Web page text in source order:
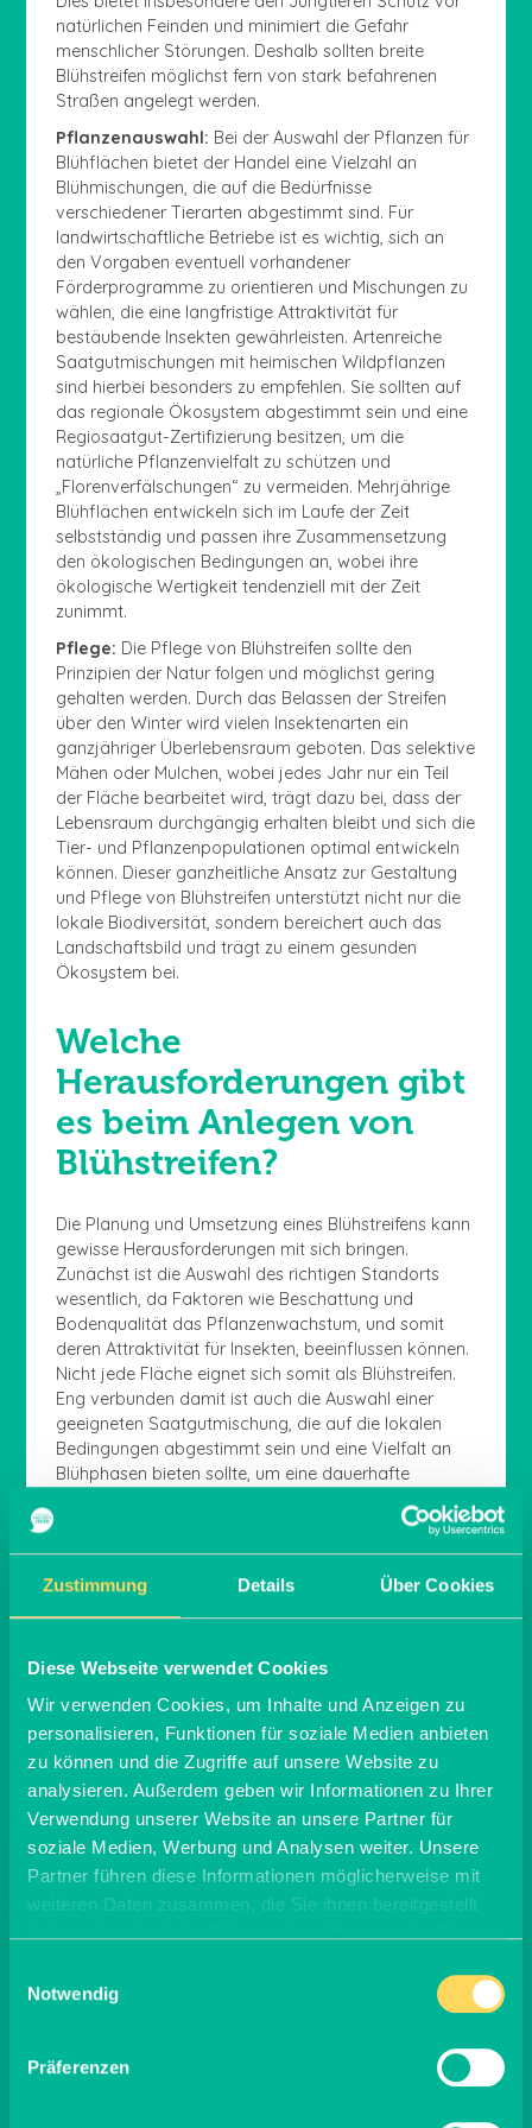
Zustimmung Details Über Cookies
Diese Webseite verwendet Cookies
Wir verwenden Cookies, um Inhalte und Anzeigen zu
personalisieren, Funktionen für soziale Medien anbieten
zu können und die Zugriffe auf unsere Website zu
analysieren. Außerdem geben wir Informationen zu Ihrer
Verwendung unserer Website an unsere Partner für
soziale Medien, Werbung und Analysen weiter. Unsere
Partner führen diese Informationen möglicherweise mit
weiteren Daten zusammen, die Sie ihnen bereitgestellt
Notwendig
Präferenzen
natürlichen Feinden und minimiert die Gefahr
menschlicher Störungen. Deshalb sollten breite
Blühstreifen möglichst fern von stark befahrenen
Straßen angelegt werden.
Pflanzenauswahl: Bei der Auswahl der Pflanzen für
Blühflächen bietet der Handel eine Vielzahl an
Blühmischungen, die auf die Bedürfnisse
verschiedener Tierarten abgestimmt sind. Für
landwirtschaftliche Betriebe ist es wichtig, sich an
den Vorgaben eventuell vorhandener
Förderprogramme zu orientieren und Mischungen zu
wählen, die eine langfristige Attraktivität für
bestäubende Insekten gewährleisten. Artenreiche
Saatgutmischungen mit heimischen Wildpflanzen
sind hierbei besonders zu empfehlen. Sie sollten auf
das regionale Ökosystem abgestimmt sein und eine
Regiosaatgut-Zertifizierung besitzen, um die
natürliche Pflanzenvielfalt zu schützen und
„Florenverfälschungen“ zu vermeiden. Mehrjährige
Blühflächen entwickeln sich im Laufe der Zeit
selbstständig und passen ihre Zusammensetzung
den ökologischen Bedingungen an, wobei ihre
ökologische Wertigkeit tendenziell mit der Zeit
zunimmt.
Pflege: Die Pflege von Blühstreifen sollte den
Prinzipien der Natur folgen und möglichst gering
gehalten werden. Durch das Belassen der Streifen
über den Winter wird vielen Insektenarten ein
ganzjähriger Überlebensraum geboten. Das selektive
Mähen oder Mulchen, wobei jedes Jahr nur ein Teil
der Fläche bearbeitet wird, trägt dazu bei, dass der
Lebensraum durchgängig erhalten bleibt und sich die
Tier- und Pflanzenpopulationen optimal entwickeln
können. Dieser ganzheitliche Ansatz zur Gestaltung
und Pflege von Blühstreifen unterstützt nicht nur die
lokale Biodiversität, sondern bereichert auch das
Landschaftsbild und trägt zu einem gesunden
Ökosystem bei.
Welche
Herausforderungen gibt
es beim Anlegen von
Blühstreifen?
Die Planung und Umsetzung eines Blühstreifens kann
gewisse Herausforderungen mit sich bringen.
Zunächst ist die Auswahl des richtigen Standorts
wesentlich, da Faktoren wie Beschattung und
Bodenqualität das Pflanzenwachstum, und somit
deren Attraktivität für Insekten, beeinflussen können.
Nicht jede Fläche eignet sich somit als Blühstreifen.
Eng verbunden damit ist auch die Auswahl einer
geeigneten Saatgutmischung, die auf die lokalen
Bedingungen abgestimmt sein und eine Vielfalt an
Blühphasen bieten sollte, um eine dauerhafte
wichtige Herausforderung besteht zudem darin,
die gewünschten Wildblumen verdrängen könnten.
Dies erfordert ein sorgfältiges Management und
regelmäßige Pflege.
Bodenbearbeitung und Aussaat müssen sorgfältig
Wachstum der Blühstreifen zu gewährleisten. Die
Planung, Umsetzung und Pflege von Blühstreifen
erfordern also Fachwissen sowie finanzielle und
zeitliche Ressourcen, denn die Beschaffung von
qualitativ hochwertigem Saatgut und die laufenden
Pflegemaßnahmen können kosten- und zeitintensiv
sein. Für landwirtschaftliche Betriebe gibt es daher
zunehmend Förderprogramme, um diese bei
Anstrengungen zur Förderung der Biodiversität zu
unterstützen.
Wie Du Blühstreifen und